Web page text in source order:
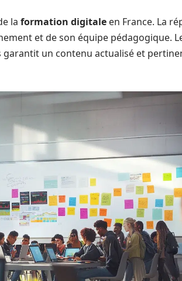
la formation digitale en France. La
et de son équipe pédagogique.
un contenu actualisé et